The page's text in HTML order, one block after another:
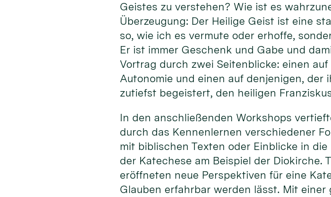
Geistes zu verstehen? Wie ist es
Überzeugung: Der Heilige Geist ist eine
so, wie ich es vermute oder erhoffe,
Er ist immer Geschenk und Gabe und
Vortrag durch zwei Seitenblicke: einen
Autonomie und einen auf denjenigen,
zutiefst begeistert, den heiligen
In den anschließenden Workshops
durch das Kennenlernen verschiedener
mit biblischen Texten oder Einblicke in
der Katechese am Beispiel der Diokirche.
eröffneten neue Perspektiven für eine
Glauben erfahrbar werden lässt. Mit